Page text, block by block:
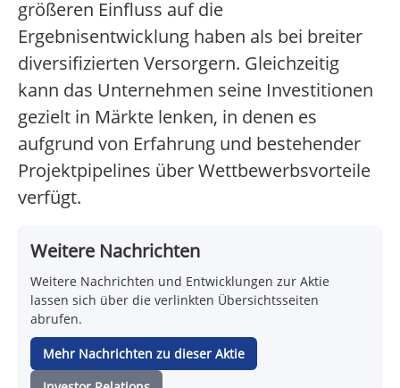
größeren Einfluss auf die
Ergebnisentwicklung haben als bei breiter
diversifizierten Versorgern. Gleichzeitig
kann das Unternehmen seine Investitionen
gezielt in Märkte lenken, in denen es
aufgrund von Erfahrung und bestehender
Projektpipelines über Wettbewerbsvorteile
verfügt.
Weitere Nachrichten
Weitere Nachrichten und Entwicklungen zur Aktie
lassen sich über die verlinkten Übersichtsseiten
abrufen.
Mehr Nachrichten zu dieser Aktie